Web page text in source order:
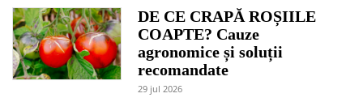
DE CE CRAPĂ ROȘIILE
COAPTE? Cauze
agronomice și soluții
recomandate
29 jul 2026